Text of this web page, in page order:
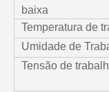
baixa
Temperatura de
Umidade de
Tensão de